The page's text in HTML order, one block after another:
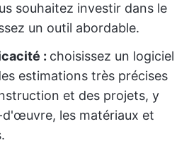
souhaitez investir dans le
un outil abordable.
: choisissez un logiciel
estimations très précises
et des projets, y
les matériaux et